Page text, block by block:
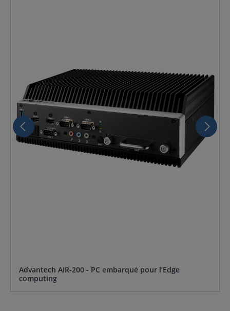
Advantech AIR-200 - PC embarqué pour l’Edge
computing